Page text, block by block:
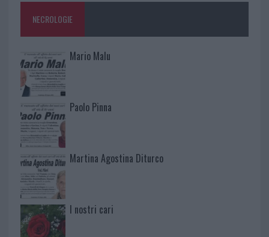
NECROLOGIE
Mario Malu
Paolo Pinna
Martina Agostina Diturco
I nostri cari